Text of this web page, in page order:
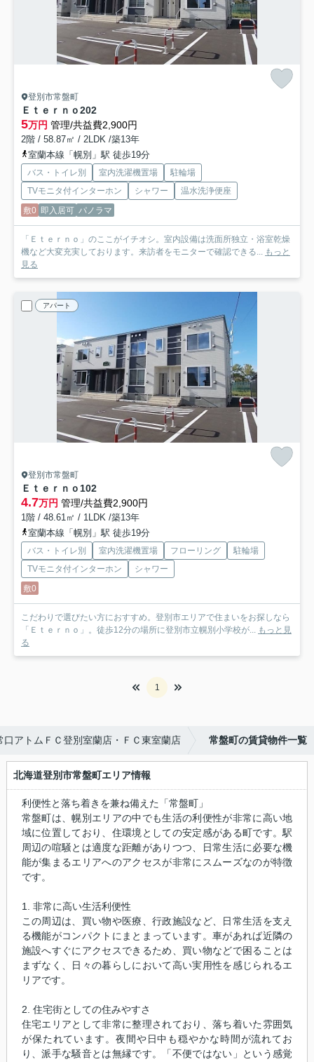
登別市常盤町
Ｅｔｅｒｎｏ202
5万円 管理/共益費2,900円
2階 / 58.87㎡ / 2LDK /築13年
室蘭本線「幌別」駅 徒歩19分
バス・トイレ別 室内洗濯機置場
駐輪場
TVモニタ付インターホン
シャワー
温水洗浄便座
敷0 即入居可 パノラマ
「Ｅｔｅｒｎｏ」のここがイチオシ。室内設備は洗面所独立・浴室乾燥
機など大変充実しております。来訪者をモニターで確認できる... もっと
見る
アパート
登別市常盤町
Ｅｔｅｒｎｏ102
4.7万円 管理/共益費2,900円
1階 / 48.61㎡ / 1LDK /築13年
室蘭本線「幌別」駅 徒歩19分
バス・トイレ別 室内洗濯機置場 フローリング
駐輪場
TVモニタ付インターホン
シャワー
敷0
こだわりで選びたい方におすすめ。登別市エリアで住まいをお探しなら
「Ｅｔｅｒｎｏ」。徒歩12分の場所に登別市立幌別小学校が... もっと見
る
1
アトムＦＣ登別室蘭店・ＦＣ東室蘭店 常盤町の賃貸物件一覧
北海道登別市常盤町エリア情報
利便性と落ち着きを兼ね備えた「常盤町」
常盤町は、幌別エリアの中でも生活の利便性が非常に高い地
域に位置しており、住環境としての安定感がある町です。駅
周辺の喧騒とは適度な距離がありつつ、日常生活に必要な機
能が集まるエリアへのアクセスが非常にスムーズなのが特徴
です。
1. 非常に高い生活利便性
この周辺は、買い物や医療、行政施設など、日常生活を支え
る機能がコンパクトにまとまっています。車があれば近隣の
施設へすぐにアクセスできるため、買い物などで困ることは
まずなく、日々の暮らしにおいて高い実用性を感じられるエ
リアです。
2. 住宅街としての住みやすさ
住宅エリアとして非常に整理されており、落ち着いた雰囲気
が保たれています。夜間や日中も穏やかな時間が流れてお
り、派手な騒音とは無縁です。「不便ではない」という感覚